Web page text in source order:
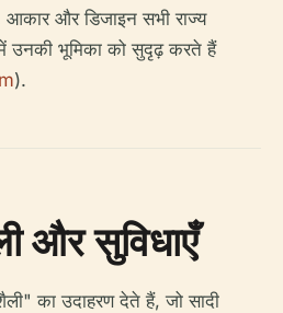
और डिजाइन सभी राज्य
उनकी भूमिका को सुदृढ़ करते हैं
).
और सुविधाएँ
का उदाहरण देते हैं, जो सादी